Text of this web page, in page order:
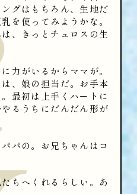
グはもちろん、生地だ
を使ってみようかな。
、きっとチュロスの生
力がいるからママが。
、娘の担当だ。お手本
最初は上手くハートに
るうちにだんだん形が
パの。お兄ちゃんはコ
ちへくれるらしい。あ